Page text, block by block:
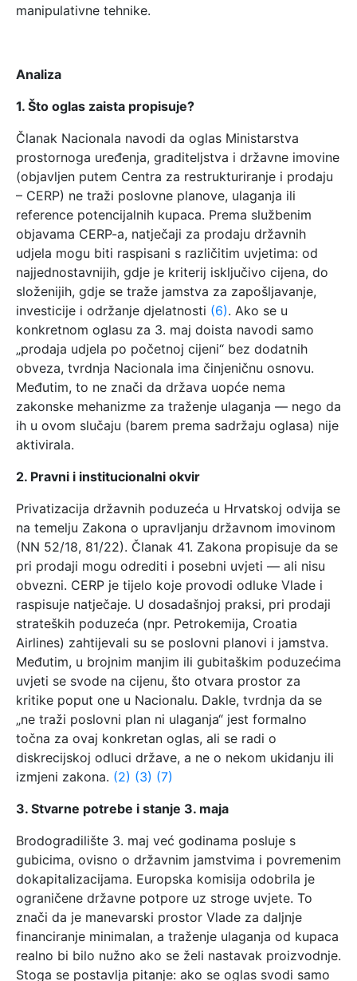
manipulativne tehnike.
Analiza
1. Što oglas zaista propisuje?
Članak Nacionala navodi da oglas Ministarstva
prostornoga uređenja, graditeljstva i državne imovine
(objavljen putem Centra za restrukturiranje i prodaju
– CERP) ne traži poslovne planove, ulaganja ili
reference potencijalnih kupaca. Prema službenim
objavama CERP-a, natječaji za prodaju državnih
udjela mogu biti raspisani s različitim uvjetima: od
najjednostavnijih, gdje je kriterij isključivo cijena, do
složenijih, gdje se traže jamstva za zapošljavanje,
investicije i održanje djelatnosti (6). Ako se u
konkretnom oglasu za 3. maj doista navodi samo
„prodaja udjela po početnoj cijeni“ bez dodatnih
obveza, tvrdnja Nacionala ima činjeničnu osnovu.
Međutim, to ne znači da država uopće nema
zakonske mehanizme za traženje ulaganja — nego da
ih u ovom slučaju (barem prema sadržaju oglasa) nije
aktivirala.
2. Pravni i institucionalni okvir
Privatizacija državnih poduzeća u Hrvatskoj odvija se
na temelju Zakona o upravljanju državnom imovinom
(NN 52/18, 81/22). Članak 41. Zakona propisuje da se
pri prodaji mogu odrediti i posebni uvjeti — ali nisu
obvezni. CERP je tijelo koje provodi odluke Vlade i
raspisuje natječaje. U dosadašnjoj praksi, pri prodaji
strateških poduzeća (npr. Petrokemija, Croatia
Airlines) zahtijevali su se poslovni planovi i jamstva.
Međutim, u brojnim manjim ili gubitaškim poduzećima
uvjeti se svode na cijenu, što otvara prostor za
kritike poput one u Nacionalu. Dakle, tvrdnja da se
„ne traži poslovni plan ni ulaganja“ jest formalno
točna za ovaj konkretan oglas, ali se radi o
diskrecijskoj odluci države, a ne o nekom ukidanju ili
izmjeni zakona. (2) (3) (7)
3. Stvarne potrebe i stanje 3. maja
Brodogradilište 3. maj već godinama posluje s
gubicima, ovisno o državnim jamstvima i povremenim
dokapitalizacijama. Europska komisija odobrila je
ograničene državne potpore uz stroge uvjete. To
znači da je manevarski prostor Vlade za daljnje
financiranje minimalan, a traženje ulaganja od kupaca
realno bi bilo nužno ako se želi nastavak proizvodnje.
Stoga se postavlja pitanje: ako se oglas svodi samo